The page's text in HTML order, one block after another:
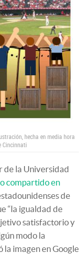
hecha en media hora
Cincinnati
de la Universidad
compartido en
de
“la igualdad de
satisfactorio y
modo la
la imagen en Google